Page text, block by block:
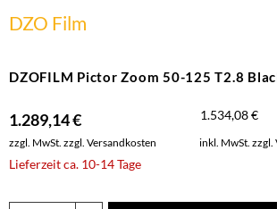
DZO Film
DZOFILM Pictor Zoom 50-125 T2.8
1.289,14 € 1.534,08 €
zzgl. MwSt. zzgl. Versandkosten inkl. MwSt. zzgl.
Lieferzeit ca. 10-14 Tage